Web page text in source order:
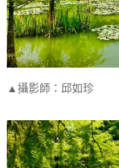
▲攝影師：邱如珍